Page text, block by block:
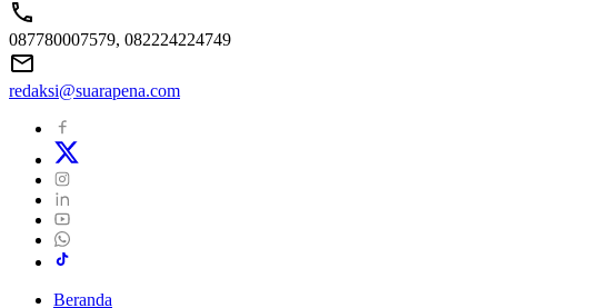
087780007579, 082224224749
redaksi@suarapena.com
Beranda